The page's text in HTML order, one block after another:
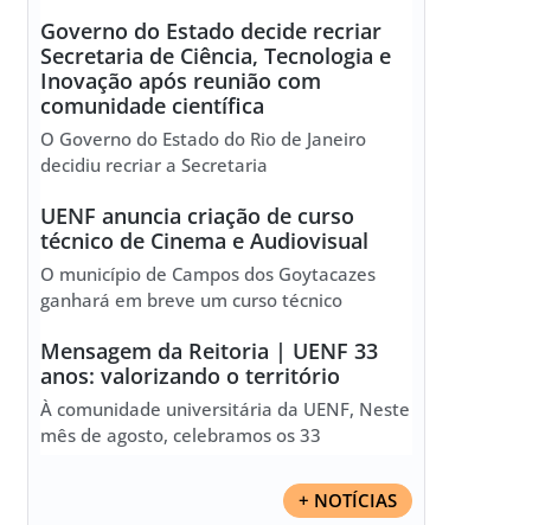
Governo do Estado decide recriar
Secretaria de Ciência, Tecnologia e
Inovação após reunião com
comunidade científica
O Governo do Estado do Rio de Janeiro
decidiu recriar a Secretaria
UENF anuncia criação de curso
técnico de Cinema e Audiovisual
O município de Campos dos Goytacazes
ganhará em breve um curso técnico
Mensagem da Reitoria | UENF 33
anos: valorizando o território
À comunidade universitária da UENF, Neste
mês de agosto, celebramos os 33
+ NOTÍCIAS